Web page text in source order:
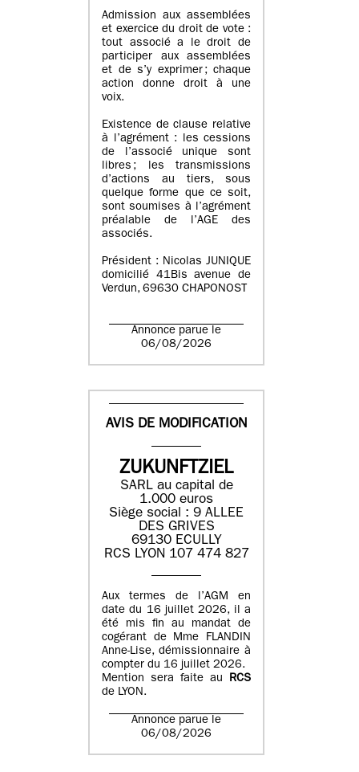
Admission aux assemblées
et exercice du droit de vote :
tout associé a le droit de
participer aux assemblées
et de s’y exprimer ; chaque
action donne droit à une
voix.
Existence de clause relative
à l’agrément : les cessions
de l’associé unique sont
libres ; les transmissions
d’actions au tiers, sous
quelque forme que ce soit,
sont soumises à l’agrément
préalable de l’AGE des
associés.
Président : Nicolas JUNIQUE
domicilié 41Bis avenue de
Verdun, 69630 CHAPONOST
Annonce parue le
06/08/2026
AVIS DE MODIFICATION
ZUKUNFTZIEL
SARL au capital de
1.000 euros
Siège social : 9 ALLEE
DES GRIVES
69130 ECULLY
RCS LYON 107 474 827
Aux termes de l’AGM en
date du 16 juillet 2026, il a
été mis fin au mandat de
cogérant de Mme FLANDIN
Anne-Lise, démissionnaire à
compter du 16 juillet 2026.
Mention sera faite au RCS
de LYON.
Annonce parue le
06/08/2026